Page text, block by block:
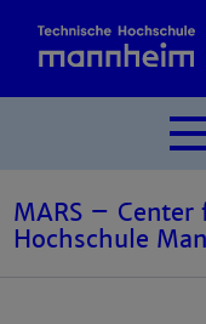
MARS –
Hochschule